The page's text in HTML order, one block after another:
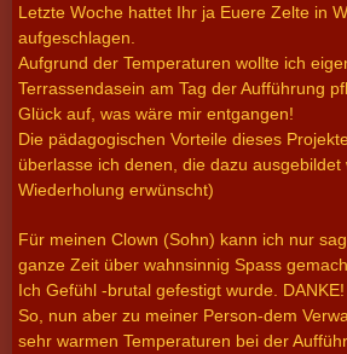
Letzte Woche hattet Ihr ja Euere Zelte in
aufgeschlagen.
Aufgrund der Temperaturen wollte ich
Terrassendasein am Tag der Aufführung
Glück auf, was wäre mir entgangen!
Die pädagogischen Vorteile dieses
überlasse ich denen, die dazu ausgebildet
Wiederholung erwünscht)
Für meinen Clown (Sohn) kann ich nur
ganze Zeit über wahnsinnig Spass
Ich Gefühl -brutal gefestigt wurde. DANKE!
So, nun aber zu meiner Person-dem
sehr warmen Temperaturen bei der